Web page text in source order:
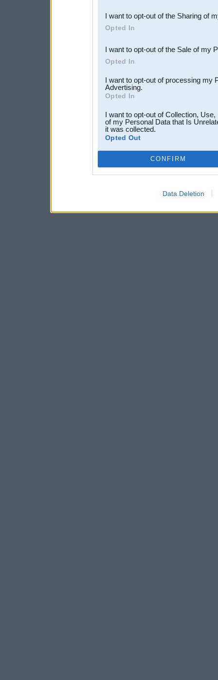
Downstream Participants
third parties.
I want to opt-out of the Sharing of
Opted In
I want to opt-out of the Sale of my
Opted In
I want to opt-out of processing my
Advertising.
Opted In
I want to opt-out of Collection,
of my Personal Data that Is
it was collected.
Opted Out
CONFIRM
Data Deletion